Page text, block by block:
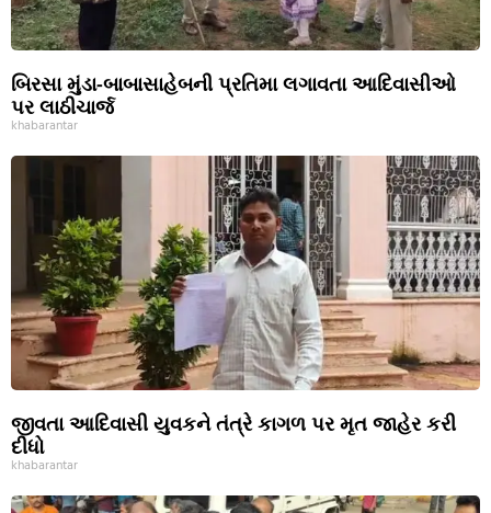
બિરસા મુંડા-બાબાસાહેબની પ્રતિમા લગાવતા આદિવાસીઓ
પર લાઠીચાર્જ
khabarantar
જીવતા આદિવાસી યુવકને તંત્રે કાગળ પર મૃત જાહેર કરી
દીધો
khabarantar